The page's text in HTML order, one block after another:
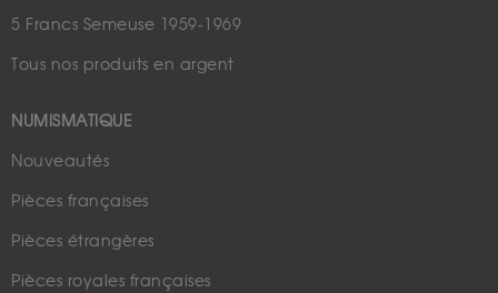
5 Francs Semeuse 1959-1969
Tous nos produits en argent
NUMISMATIQUE
Nouveautés
Pièces françaises
Pièces étrangères
Pièces royales françaises